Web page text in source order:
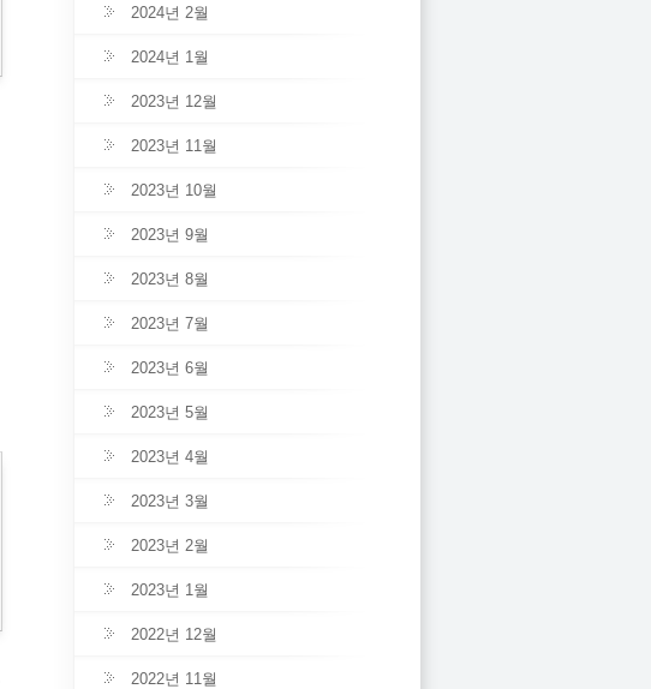
2024년 2월
2024년 1월
2023년 12월
2023년 11월
2023년 10월
2023년 9월
2023년 8월
2023년 7월
2023년 6월
2023년 5월
2023년 4월
2023년 3월
2023년 2월
2023년 1월
2022년 12월
2022년 11월